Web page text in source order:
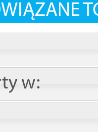
w: